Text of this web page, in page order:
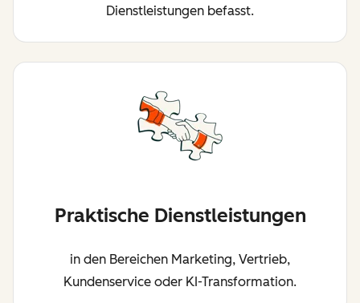
Dienstleistungen befasst.
Praktische Dienstleistungen
in den Bereichen Marketing, Vertrieb,
Kundenservice oder KI-Transformation.